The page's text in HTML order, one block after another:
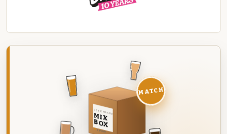
DEZE MAAND
MIX
BOX
8 BIEREN
MATCH